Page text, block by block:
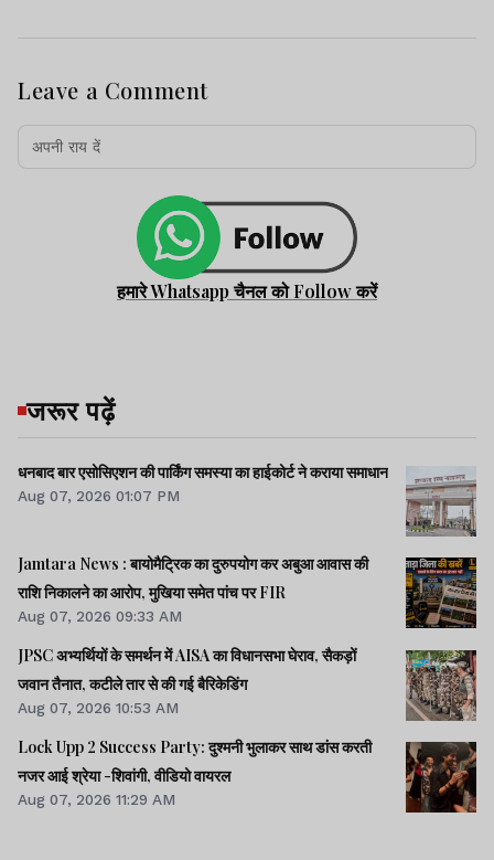
Leave a Comment
हमारे Whatsapp चैनल को Follow करें
जरूर पढ़ें
धनबाद बार एसोसिएशन की पार्किंग समस्या का हाईकोर्ट ने कराया समाधान
Aug 07, 2026 01:07 PM
Jamtara News : बायोमैट्रिक का दुरुपयोग कर अबुआ आवास की
राशि निकालने का आरोप, मुखिया समेत पांच पर FIR
Aug 07, 2026 09:33 AM
JPSC अभ्यर्थियों के समर्थन में AISA का विधानसभा घेराव, सैकड़ों
जवान तैनात, कटीले तार से की गई बैरिकेडिंग
Aug 07, 2026 10:53 AM
Lock Upp 2 Success Party: दुश्मनी भुलाकर साथ डांस करती
नजर आई श्रेया -शिवांगी, वीडियो वायरल
Aug 07, 2026 11:29 AM